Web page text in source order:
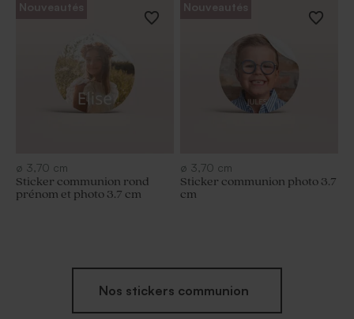
Nouveautés
ø 3,70 cm
Sticker communion rond
prénom et photo 3.7 cm
Nouveautés
ø 3,70 cm
Sticker communion photo 3.7
cm
Nos stickers communion